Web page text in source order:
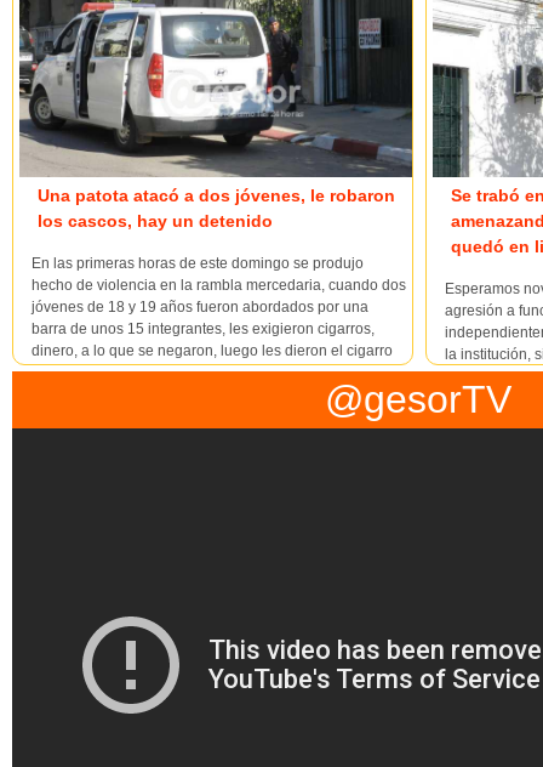
Una patota atacó a dos jóvenes, le robaron
los cascos, hay un detenido
En las primeras horas de este domingo se produjo
hecho de violencia en la rambla mercedaria, cuando dos
jóvenes de 18 y 19 años fueron abordados por una
barra de unos 15 integrantes, les exigieron cigarros,
dinero, a lo que se negaron, luego les dieron el cigarro
que estaban fumando, los empezaron a insultar y
Se trabó
quedó en
Esperamos
agresión a
la institución,
Jefatura de
haberse
@gesorTV